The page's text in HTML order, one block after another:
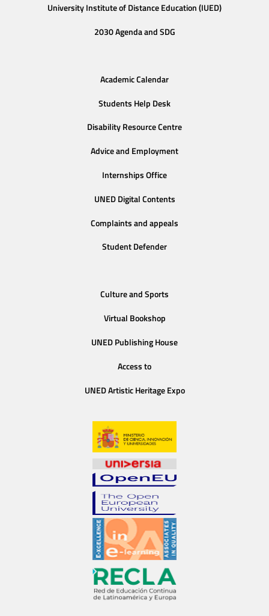
University Institute of Distance Education (IUED)
2030 Agenda and SDG
Academic Calendar
Students Help Desk
Disability Resource Centre
Advice and Employment
Internships Office
UNED Digital Contents
Complaints and appeals
Student Defender
Culture and Sports
Virtual Bookshop
UNED Publishing House
Access to
UNED Artistic Heritage Expo